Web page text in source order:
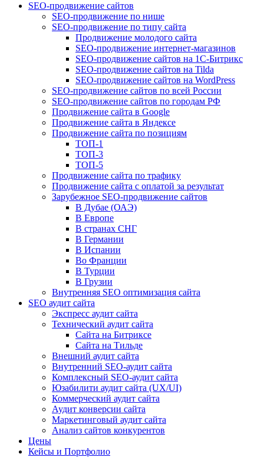
SEO-продвижение сайтов
SEO-продвижение по нише
SEO-продвижение по типу сайта
Продвижение молодого сайта
SEO-продвижение интернет-магазинов
SEO-продвижение сайтов на 1С-Битрикс
SEO-продвижение сайтов на Tilda
SEO-продвижение сайтов на WordPress
SEO-продвижение сайтов по всей России
SEO-продвижение сайтов по городам РФ
Продвижение сайта в Google
Продвижение сайта в Яндексе
Продвижение сайта по позициям
ТОП-1
ТОП-3
ТОП-5
Продвижение сайта по трафику
Продвижение сайта с оплатой за результат
Зарубежное SEO-продвижение сайтов
В Дубае (ОАЭ)
В Европе
В странах СНГ
В Германии
В Испании
Во Франции
В Турции
В Грузии
Внутренняя SEO оптимизация сайта
SEO аудит сайта
Экспресс аудит сайта
Технический аудит сайта
Сайта на Битриксе
Сайта на Тильде
Внешний аудит сайта
Внутренний SEO-аудит сайта
Комплексный SEO-аудит сайта
Юзабилити аудит сайта (UX/UI)
Коммерческий аудит сайта
Аудит конверсии сайта
Маркетинговый аудит сайта
Анализ сайтов конкурентов
Цены
Кейсы и Портфолио